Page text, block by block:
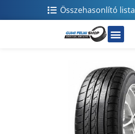
Összehasonlító lista